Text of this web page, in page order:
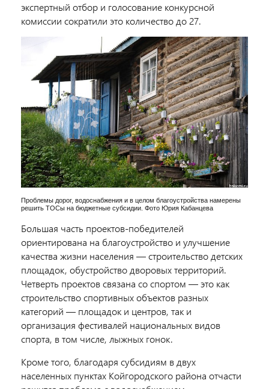
экспертный отбор и голосование конкурсной
комиссии сократили это количество до 27.
Проблемы дорог, водоснабжения и в целом благоустройства намерены
решить ТОСы на бюджетные субсидии. Фото Юрия Кабанцева
Большая часть проектов-победителей
ориентирована на благоустройство и улучшение
качества жизни населения — строительство детских
площадок, обустройство дворовых территорий.
Четверть проектов связана со спортом — это как
строительство спортивных объектов разных
категорий — площадок и центров, так и
организация фестивалей национальных видов
спорта, в том числе, лыжных гонок.
Кроме того, благодаря субсидиям в двух
населенных пунктах Койгородского района отчасти